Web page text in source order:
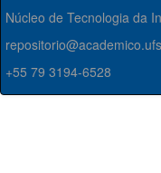
Núcleo de Tecnologia da
+55 79 3194-6528